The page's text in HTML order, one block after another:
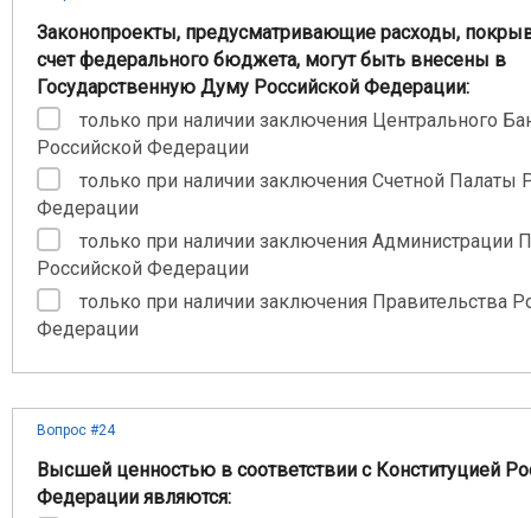
Законопроекты, предусматривающие расходы,
счет федерального бюджета, могут быть внесены в
Государственную Думу Российской Федерации:
только при наличии заключения Центрального
Российской Федерации
только при наличии заключения Счетной Палаты
Федерации
только при наличии заключения Администрации
Российской Федерации
только при наличии заключения Правительства
Федерации
Вопрос #24
Высшей ценностью в соответствии с Конституцией
Федерации являются: